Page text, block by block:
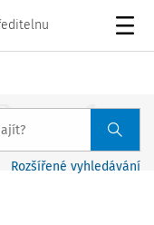
Rozšířené vyhledávání